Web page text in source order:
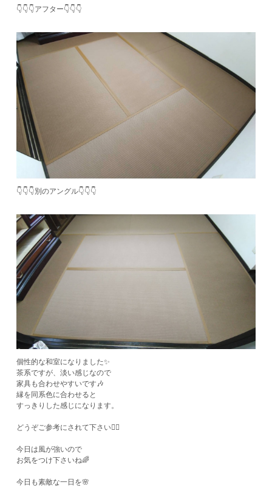
👇👇👇アフター👇👇👇
👇👇👇別のアングル👇👇👇
個性的な和室になりました✨
茶系ですが、淡い感じなので
家具も合わせやすいです🎶
縁を同系色に合わせると
すっきりした感じになります。
どうぞご参考にされて下さい🙋‍♂️
今日は風が強いので
お気をつけ下さいね🌈
今日も素敵な一日を🌸